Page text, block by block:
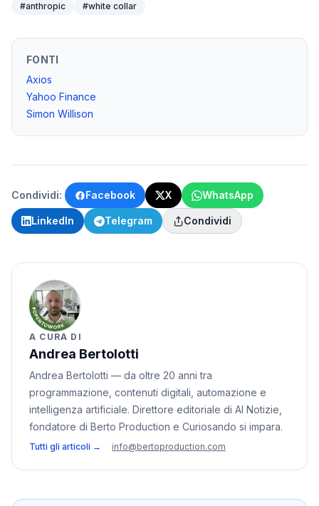
#anthropic #white collar
FONTI
Axios
Yahoo Finance
Simon Willison
Condividi: Facebook X WhatsApp
LinkedIn Telegram Condividi
A CURA DI
Andrea Bertolotti
Andrea Bertolotti — da oltre 20 anni tra
programmazione, contenuti digitali, automazione e
intelligenza artificiale. Direttore editoriale di AI Notizie,
fondatore di Berto Production e Curiosando si impara.
Tutti gli articoli → · info@bertoproduction.com